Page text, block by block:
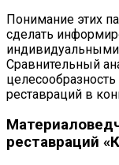
Понимание этих
сделать
Сравнительный
реставраций в
реставраций